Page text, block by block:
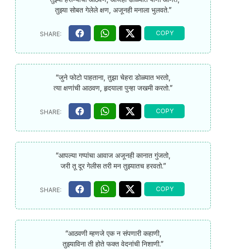
तुझ्या सोबत गेलेले क्षण, अजूनही मनाला भुलवते.”
“जुने फोटो पाहताना, तुझा चेहरा डोळ्यात भरतो,
त्या क्षणांची आठवण, हृदयाला पुन्हा जखमी करतो.”
“आपल्या गप्पांचा आवाज अजूनही कानात गुंजतो,
जरी तू दूर गेलीस तरी मन तुझ्यातच हरवतो.”
“आठवणी म्हणजे एक न संपणारी कहाणी,
तुझ्याविना ती होते फक्त वेदनांची निशाणी.”